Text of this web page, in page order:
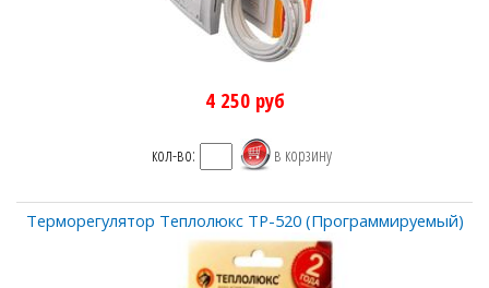
4 250 руб
кол-во:
Терморегулятор Теплолюкс ТР-520 (Программируемый)